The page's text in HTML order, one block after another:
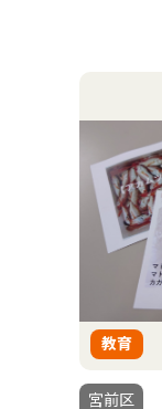
教育
宮前区